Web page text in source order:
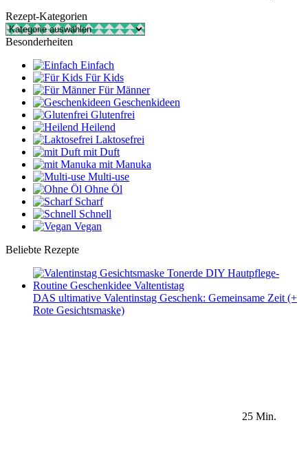
Rezept-Kategorien
Rezept-
Kategorien
Besonderheiten
Einfach
Für Kids
Für Männer
Geschenkideen
Glutenfrei
Heilend
Laktosefrei
mit Duft
mit Manuka
Multi-use
Ohne Öl
Scharf
Schnell
Vegan
Beliebte Rezepte
DAS ultimative Valentinstag Geschenk: Gemeinsame Zeit (+
Rote Gesichtsmaske)
25 Min.